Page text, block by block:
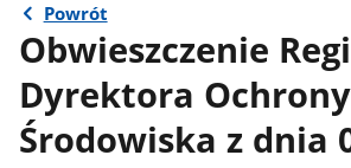
Powrót
Obwieszczenie
Dyrektora Ochrony
Środowiska z dnia